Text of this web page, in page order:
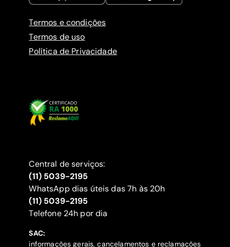
Termos e condições
Termos de uso
Política de Privacidade
Central de serviços:
(11) 5039-2195
WhatsApp dias úteis das 7h às 20h
(11) 5039-2195
‍Telefone 24h por dia
SAC:
informações gerais, cancelamentos e reclamações